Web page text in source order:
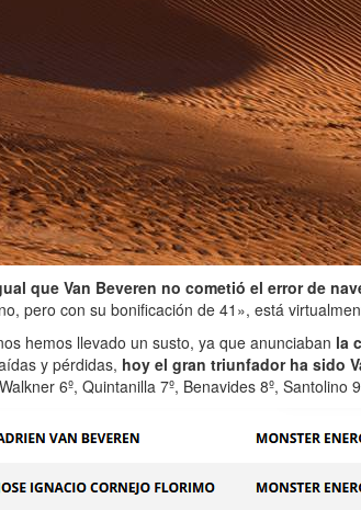
que Van Beveren no cometió el error de
pero con su bonificación de 41», está
hemos llevado un susto, ya que anunciaban la
y pérdidas, hoy el gran triunfador ha sido
6º, Quintanilla 7º, Benavides 8º, Santolino